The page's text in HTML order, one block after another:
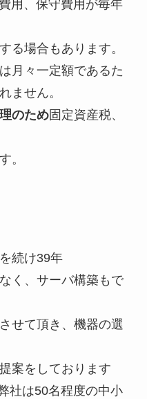
用、保守費用が毎年
る場合もあります。
月々一定額であるた
ません。
のため固定資産税、
。
続け39年
く、サーバ構築もで
せて頂き、機器の選
案をしております
社は50名程度の中小